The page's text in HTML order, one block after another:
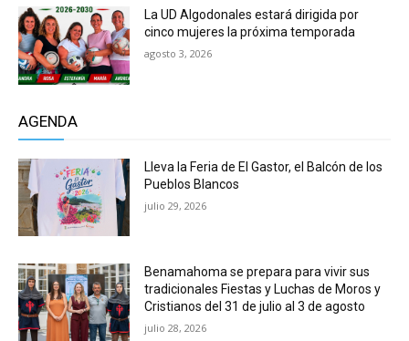
La UD Algodonales estará dirigida por
cinco mujeres la próxima temporada
agosto 3, 2026
AGENDA
Lleva la Feria de El Gastor, el Balcón de los
Pueblos Blancos
julio 29, 2026
Benamahoma se prepara para vivir sus
tradicionales Fiestas y Luchas de Moros y
Cristianos del 31 de julio al 3 de agosto
julio 28, 2026